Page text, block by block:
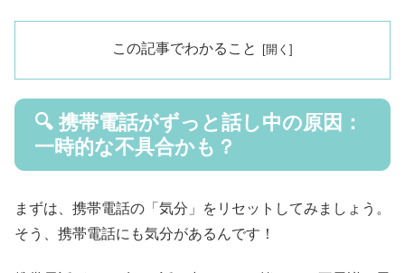
この記事でわかること
🔍 携帯電話がずっと話し中の原因：
一時的な不具合かも？
まずは、携帯電話の「気分」をリセットしてみましょう。
そう、携帯電話にも気分があるんです！